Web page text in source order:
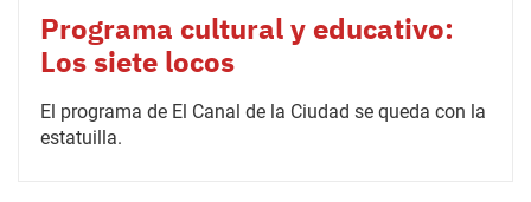
Programa cultural y educativo:
Los siete locos
El programa de El Canal de la Ciudad se queda con la
estatuilla.